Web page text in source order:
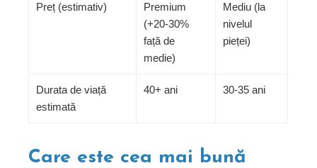
Preț (estimativ)
Premium
(+20-30%
față de
medie)
Mediu (la
nivelul
pieței)
Durata de viață
estimată
40+ ani 30-35 ani
Care este cea mai bună